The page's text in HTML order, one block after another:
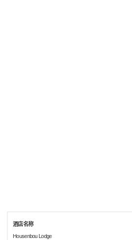
酒店名称
Housenbou Lodge